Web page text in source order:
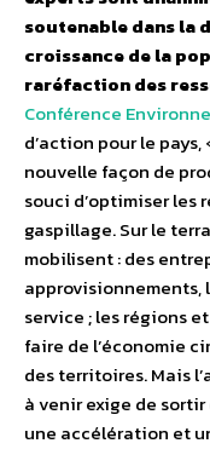
soutenable dans la
croissance de la
raréfaction des
Conférence
d’action pour le pays,
nouvelle façon de
souci d’optimiser les
gaspillage. Sur le
mobilisent : des
approvisionnements,
service ; les régions
faire de l’économie
des territoires. Mais
à venir exige de
une accélération et